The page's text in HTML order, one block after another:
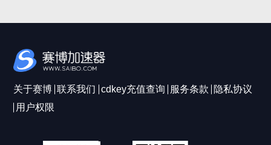
关于赛博 联系我们 cdkey充值查询 服务条款
隐私协议
用户权限